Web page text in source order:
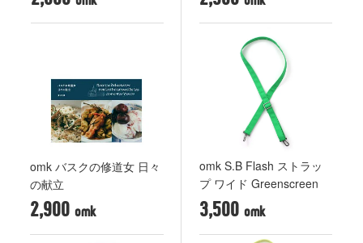
omk バスクの修道女 日々
の献立
2,900
omk S.B Flash ストラッ
プ ワイド Greenscreen
3,500